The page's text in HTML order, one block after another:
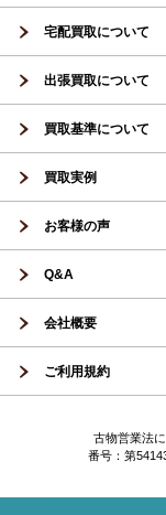
宅配買取について
出張買取について
買取基準について
買取実例
お客様の声
Q&A
会社概要
ご利用規約
古物営業法
番号：第